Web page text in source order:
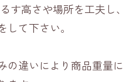
す高さや場所を工夫し、
て下さい。
違いにより商品重量に